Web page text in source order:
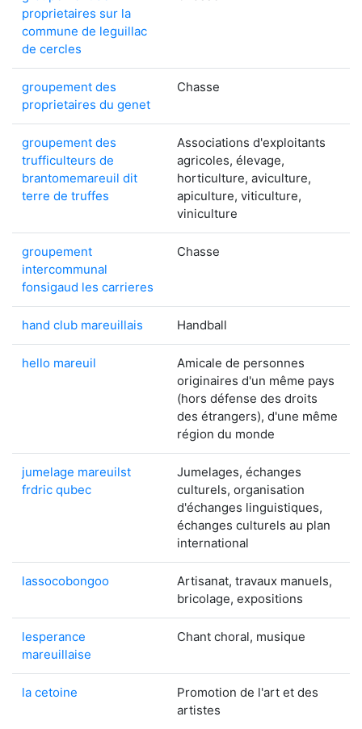
proprietaires sur la
commune de leguillac
de cercles
groupement des
proprietaires du genet
Chasse
groupement des
trufficulteurs de
brantomemareuil dit
terre de truffes
Associations d'exploitants
agricoles, élevage,
horticulture, aviculture,
apiculture, viticulture,
viniculture
groupement
intercommunal
fonsigaud les carrieres
Chasse
hand club mareuillais Handball
hello mareuil
Amicale de personnes
originaires d'un même pays
(hors défense des droits
des étrangers), d'une même
région du monde
jumelage mareuilst
frdric qubec
Jumelages, échanges
culturels, organisation
d'échanges linguistiques,
échanges culturels au plan
international
lassocobongoo
Artisanat, travaux manuels,
bricolage, expositions
lesperance
mareuillaise
Chant choral, musique
la cetoine
Promotion de l'art et des
artistes